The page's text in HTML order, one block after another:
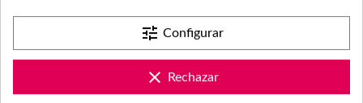
SERVICIO DE
tune Configurar
clear Rechazar